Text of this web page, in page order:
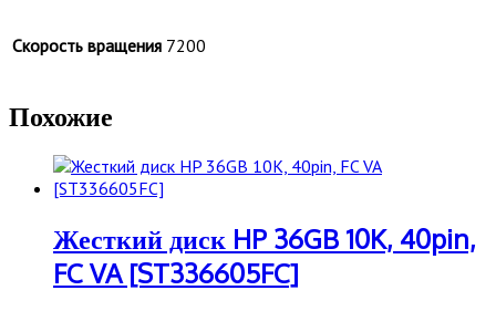
Скорость вращения 7200
Похожие
Жесткий диск HP 36GB 10K, 40pin,
FC VA [ST336605FC]